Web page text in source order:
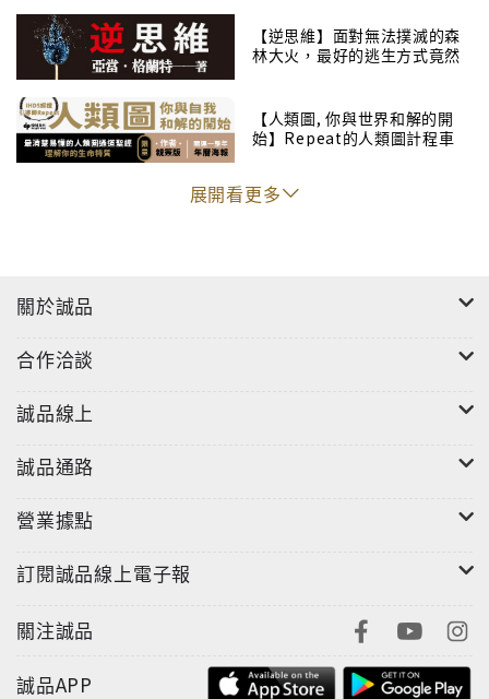
金湞珉融合阿德勒名言與自我體悟，將阿德勒隱藏在文
記本。 寫下來，保留當時的溫度，寫下來，從中找回遺
失的幸福。什麼都別想，想寫什麼就寫吧！現在這段時
時候嘗試，把過得幸福的每一天、每個瞬間都累積在一
【逆思維】面對無法撲滅的森
林大火，最好的逃生方式竟然
【人類圖, 你與世界和解的開
始】Repeat的人類圖計程車
展開看更多
關於誠品
合作洽談
誠品線上
誠品通路
營業據點
訂閱誠品線上電子報
關注誠品
誠品APP